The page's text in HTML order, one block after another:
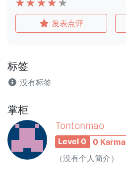
发表点评
标签
没有标签
掌柜
Tontonmao
Level 0
0 Karma
（没有个人简介）